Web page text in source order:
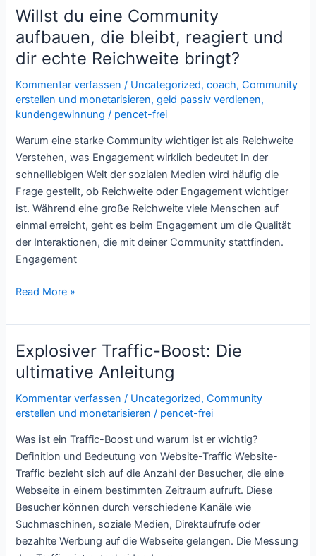
Willst du eine Community
aufbauen, die bleibt, reagiert und
dir echte Reichweite bringt?
Kommentar verfassen / Uncategorized,coach,Community
erstellen und monetarisieren,geld passiv verdienen,
kundengewinnung / pencet-frei
Warum eine starke Community wichtiger ist als Reichweite
Verstehen, was Engagement wirklich bedeutet In der
schnelllebigen Welt der sozialen Medien wird häufig die
Frage gestellt, ob Reichweite oder Engagement wichtiger
ist. Während eine große Reichweite viele Menschen auf
einmal erreicht, geht es beim Engagement um die Qualität
der Interaktionen, die mit deiner Community stattfinden.
Engagement
echte
Reichweite
bringt?
Read More »
Explosiver Traffic-Boost: Die
ultimative Anleitung
Kommentar verfassen / Uncategorized,Community
erstellen und monetarisieren / pencet-frei
Was ist ein Traffic-Boost und warum ist er wichtig?
Definition und Bedeutung von Website-Traffic Website-
Traffic bezieht sich auf die Anzahl der Besucher, die eine
Webseite in einem bestimmten Zeitraum aufruft. Diese
Besucher können durch verschiedene Kanäle wie
Suchmaschinen, soziale Medien, Direktaufrufe oder
bezahlte Werbung auf die Webseite gelangen. Die Messung
Explosiver
Traffic-
Boost:
Die
ultimative
Anleitung